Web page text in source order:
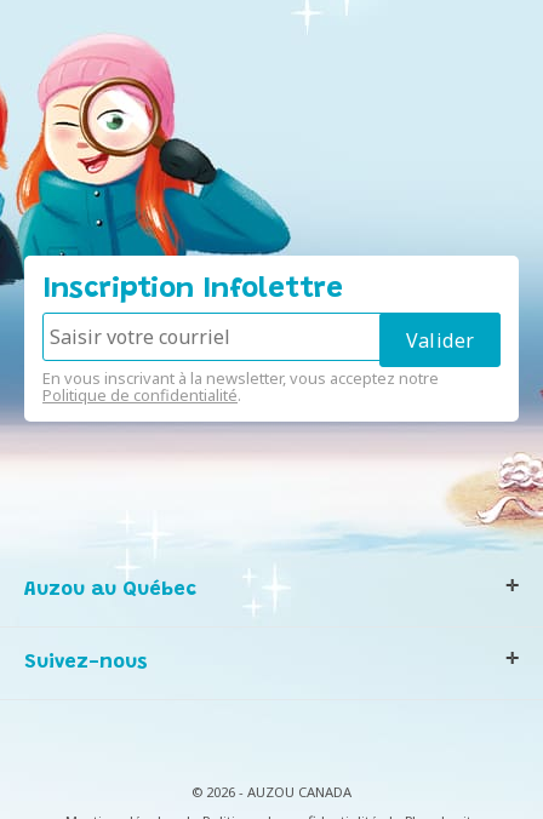
Inscription Infolettre
En vous inscrivant à la newsletter, vous acceptez notre
Politique de confidentialité.
Auzou au Québec
Notre histoire
Infos consommateurs
Suivez-nous
© 2026 - AUZOU CANADA